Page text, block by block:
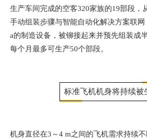
生产车间完成的空客320家族的19部段，
手动组装步骤与智能自动化解决方案联
a的制造设备，被铆接起来并预先组装成
每个月最多可生产50个部段。
标准飞机机身将持续被
机身直径在3～4 m之间的飞机需求持续